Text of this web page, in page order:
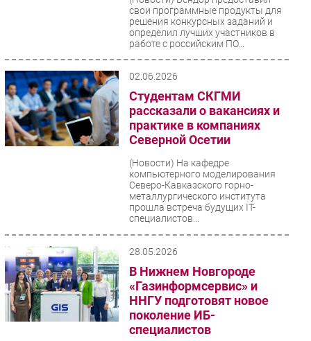
свои программные продукты для
решения конкурсных заданий и
определил лучших участников в
работе с российским ПО...
02.06.2026
Студентам СКГМИ
рассказали о вакансиях и
практике в компаниях
Северной Осетии
(Новости) На кафедре
компьютерного моделирования
Северо-Кавказского горно-
металлургического института
прошла встреча будущих IT-
специалистов...
28.05.2026
В Нижнем Новгороде
«Газинформсервис» и
ННГУ подготовят новое
поколение ИБ-
специалистов